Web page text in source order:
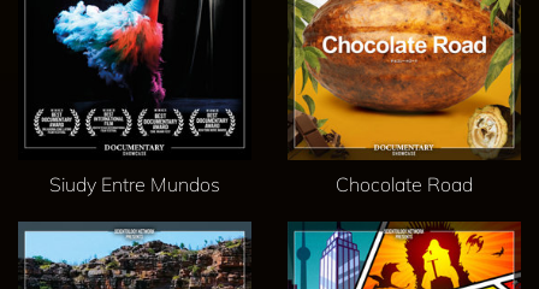
Siudy Entre Mundos Chocolate Road